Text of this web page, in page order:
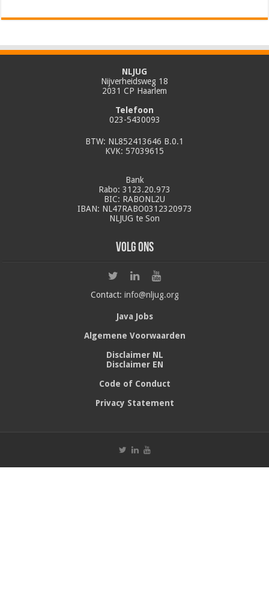
NLJUG
Nijverheidsweg 18
2031 CP Haarlem
Telefoon
023-5430093
BTW: NL852413646 B.0.1
KVK: 57039615
Bank
Rabo: 3123.20.973
BIC: RABONL2U
IBAN: NL47RABO0312320973
NLJUG te Son
Volg ons
Contact: info@nljug.org
Java Jobs
Algemene Voorwaarden
Disclaimer NL
Disclaimer EN
Code of Conduct
Privacy Statement